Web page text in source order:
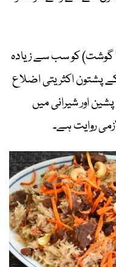
گوشت) کو سب سے زیادہ
پشتون اکثریتی اضلاع
اور شیرانی میں
روایت ہے۔